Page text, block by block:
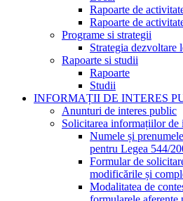
Rapoarte de
Rapoarte de
Programe si strategii
Strategia dezvoltare
Rapoarte si studii
Rapoarte
Studii
INFORMAȚII DE INTERES
Anunturi de interes public
Solicitarea informațiilor de
Numele și
pentru Legea 544/
Formular de
modificările și
Modalitatea de